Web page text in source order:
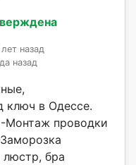
назад
назад
ключ в Одессе.
-Монтаж проводки
люстр, бра